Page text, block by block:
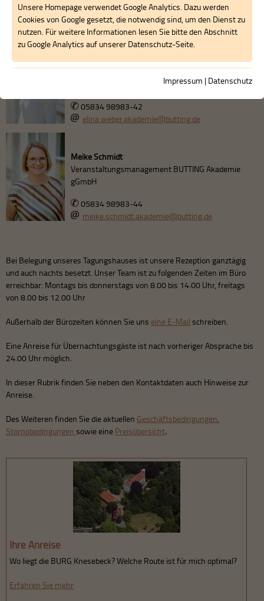
Unser Veranstaltungsteam freut sich auf ein Gespräch mit Ihnen!
Veranstaltungsmanagement BUTTING Akademie
05834 98983-42
elina.weber.akademie@butting.de
Meike Schmidt
Veranstaltungsmanagement BUTTING Akademie
gGmbH
05834 98983-44
meike.schmidt.akademie@butting.de
Bei Belegung unseres Tagungshauses ist unsere Rezeption ganztägig
und auch nachts besetzt. Unser Team ist zu folgenden Zeiten im Büro
erreichbar: Montags bis donnerstags von 8.00 bis 14.00 Uhr, freitags
von 8.00 bis 12.00 Uhr
Außerhalb der Bürozeiten können Sie uns eine E-Mail schreiben.
Eine Anreise für Übernachtungsgäste ist nach vorheriger Absprache bis
24.00 Uhr möglich.
In dieser Rubrik finden Sie neben den Kontaktdaten auch Hinweise zur
Anreise.
Des Weiteren finden Sie die aktuellen Geschäftsbedingungen
Stornobedingungen sowie eine Preisübersicht.
Ihre Anreise
Wo liegt die BURG Knesebeck? Welche Route ist für mich optimal?
Erfahren Sie mehr
Unsere Homepage verwendet Google Analytics. Dazu werden
Cookies von Google gesetzt, die notwendig sind, um den Dienst zu
nutzen. Für weitere Informationen lesen Sie bitte den Abschnitt
zu Google Analytics auf unserer Datenschutz-Seite.
Impressum | Datenschutz